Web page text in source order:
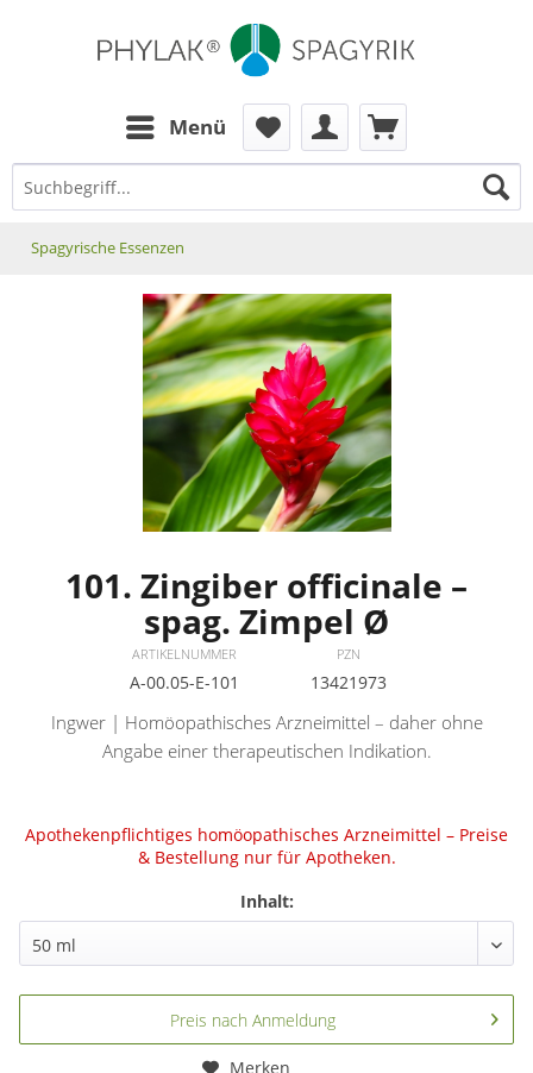
Menü
Spagyrische Essenzen
101. Zingiber officinale –
spag. Zimpel Ø
ARTIKELNUMMER
A-00.05-E-101
PZN
13421973
Ingwer | Homöopathisches Arzneimittel – daher ohne
Angabe einer therapeutischen Indikation.
Apothekenpflichtiges homöopathisches Arzneimittel – Preise
& Bestellung nur für Apotheken.
Inhalt:
Preis nach Anmeldung
Merken